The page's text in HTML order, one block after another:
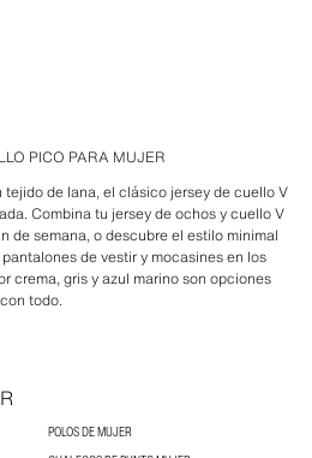
PICO PARA MUJER
tejido de lana, el clásico jersey de cuello V
Combina tu jersey de ochos y cuello V
de semana, o descubre el estilo minimal
de vestir y mocasines en los
crema, gris y azul marino son opciones
todo.
POLOS DE MUJER